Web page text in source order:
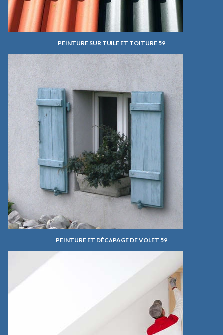
PEINTURE SUR TUILE ET TOITURE 59
PEINTURE ET DÉCAPAGE DE VOLET 59